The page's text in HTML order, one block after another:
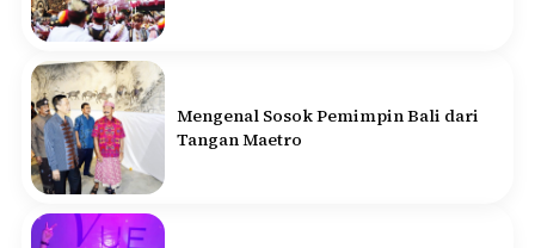
Mengenal Sosok Pemimpin Bali dari
Tangan Maetro